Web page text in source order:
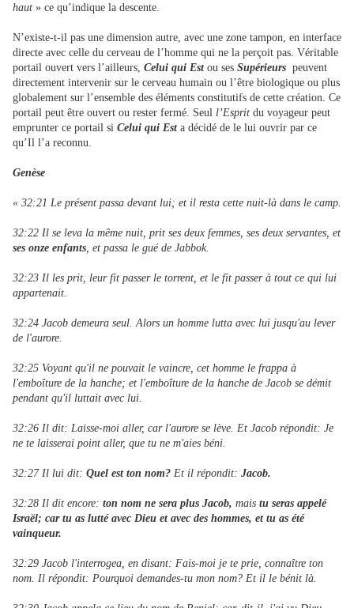
haut » ce qu’indique la descente.
N’existe-t-il pas une dimension autre, avec une zone tampon, en interface
directe avec celle du cerveau de l’homme qui ne la perçoit pas. Véritable
portail ouvert vers l’ailleurs, Celui qui Estou ses Supérieurs peuvent
directement intervenir sur le cerveau humain ou l’être biologique ou plus
globalement sur l’ensemble des éléments constitutifs de cette création. Ce
portail peut être ouvert ou rester fermé. Seul l’Esprit du voyageur peut
emprunter ce portail si Celui qui Esta décidé de le lui ouvrir par ce
qu’Il l’a reconnu.
Genèse
« 32:21 Le présent passa devant lui; et il resta cette nuit-là dans le camp.
32:22 Il se leva la même nuit, prit ses deux femmes, ses deux servantes, et
ses onze enfants , et passa le gué de Jabbok.
32:23 Il les prit, leur fit passer le torrent, et le fit passer à tout ce qui lui
appartenait.
32:24 Jacob demeura seul. Alors un homme lutta avec lui jusqu'au lever
de l'aurore.
32:25 Voyant qu'il ne pouvait le vaincre, cet homme le frappa à
l'emboîture de la hanche; et l'emboîture de la hanche de Jacob se démit
pendant qu'il luttait avec lui.
32:26 Il dit: Laisse-moi aller, car l'aurore se lève. Et Jacob répondit: Je
ne te laisserai point aller, que tu ne m'aies béni.
32:27 Il lui dit: Quel est ton nom? Et il répondit: Jacob.
32:28 Il dit encore: ton nom ne sera plus Jacob, mais tu seras appelé
Israël; car tu as lutté avec Dieu et avec des hommes, et tu as été
vainqueur.
32:29 Jacob l'interrogea, en disant: Fais-moi je te prie, connaître ton
nom. Il répondit: Pourquoi demandes-tu mon nom? Et il le bénit là.